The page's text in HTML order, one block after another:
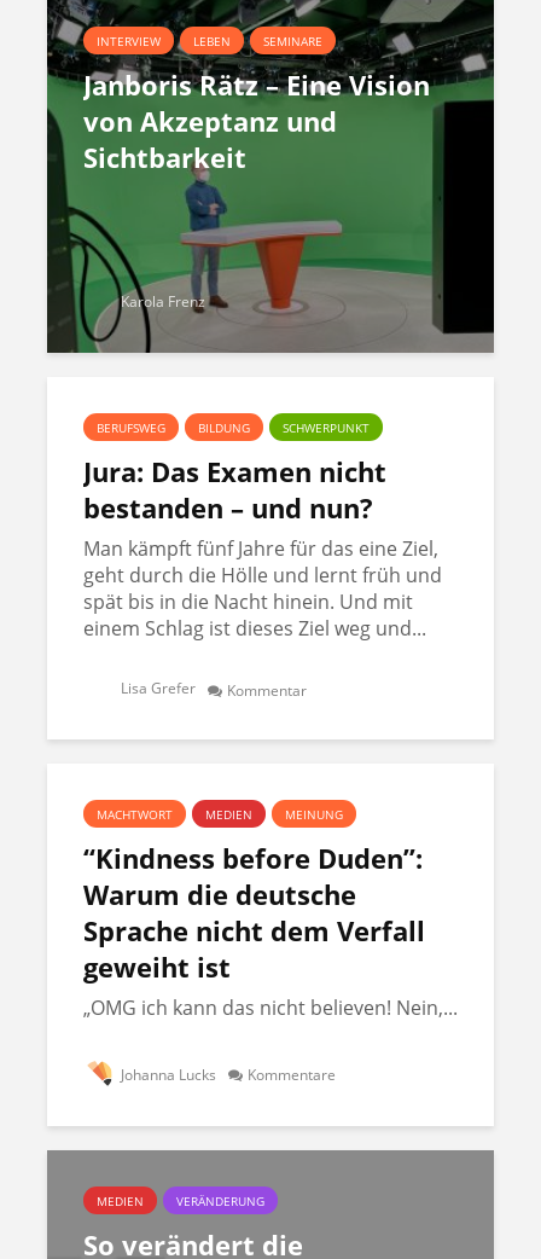
INTERVIEW LEBEN SEMINARE
Janboris Rätz – Eine Vision
von Akzeptanz und
Sichtbarkeit
Karola Frenz
BERUFSWEG BILDUNG SCHWERPUNKT
Jura: Das Examen nicht
bestanden – und nun?
Man kämpft fünf Jahre für das eine Ziel,
geht durch die Hölle und lernt früh und
spät bis in die Nacht hinein. Und mit
einem Schlag ist dieses Ziel weg und...
Lisa Grefer Kommentar
MACHTWORT MEDIEN MEINUNG
“Kindness before Duden”:
Warum die deutsche
Sprache nicht dem Verfall
geweiht ist
„OMG ich kann das nicht believen! Nein,...
Johanna Lucks Kommentare
MEDIEN VERÄNDERUNG
So verändert die